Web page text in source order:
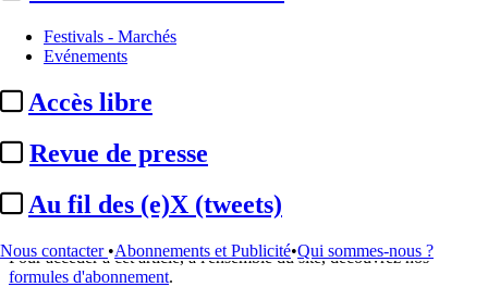
Festivals - Marchés
Evénements
Accès libre
Revue de presse
Au fil des (e)X (tweets)
Nous contacter •Abonnements et Publicité•Qui sommes-nous ?
Cet article est réservé à nos abonnés
99% reste à lire
Pour accéder à cet article, à l'ensemble du site, découvrez nos
formules d'abonnement.